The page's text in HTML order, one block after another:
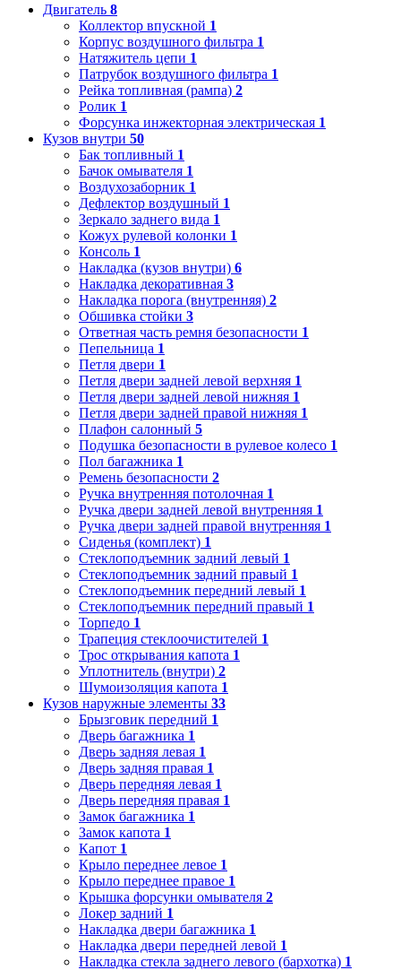
Двигатель 8
Коллектор впускной 1
Корпус воздушного фильтра 1
Натяжитель цепи 1
Патрубок воздушного фильтра 1
Рейка топливная (рампа) 2
Ролик 1
Форсунка инжекторная электрическая 1
Кузов внутри 50
Бак топливный 1
Бачок омывателя 1
Воздухозаборник 1
Дефлектор воздушный 1
Зеркало заднего вида 1
Кожух рулевой колонки 1
Консоль 1
Накладка (кузов внутри) 6
Накладка декоративная 3
Накладка порога (внутренняя) 2
Обшивка стойки 3
Ответная часть ремня безопасности 1
Пепельница 1
Петля двери 1
Петля двери задней левой верхняя 1
Петля двери задней левой нижняя 1
Петля двери задней правой нижняя 1
Плафон салонный 5
Подушка безопасности в рулевое колесо 1
Пол багажника 1
Ремень безопасности 2
Ручка внутренняя потолочная 1
Ручка двери задней левой внутренняя 1
Ручка двери задней правой внутренняя 1
Сиденья (комплект) 1
Стеклоподъемник задний левый 1
Стеклоподъемник задний правый 1
Стеклоподъемник передний левый 1
Стеклоподъемник передний правый 1
Торпедо 1
Трапеция стеклоочистителей 1
Трос открывания капота 1
Уплотнитель (внутри) 2
Шумоизоляция капота 1
Кузов наружные элементы 33
Брызговик передний 1
Дверь багажника 1
Дверь задняя левая 1
Дверь задняя правая 1
Дверь передняя левая 1
Дверь передняя правая 1
Замок багажника 1
Замок капота 1
Капот 1
Крыло переднее левое 1
Крыло переднее правое 1
Крышка форсунки омывателя 2
Локер задний 1
Накладка двери багажника 1
Накладка двери передней левой 1
Накладка стекла заднего левого (бархотка) 1